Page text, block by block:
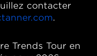
contacter
.
Trends Tour en